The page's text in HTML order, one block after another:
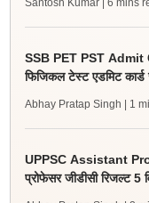
Santosh Kumar | 6 mins
SSB PET PST Admit
फिजिकल टेस्ट एडमिट कार्ड
Abhay Pratap Singh | 1
UPPSC Assistant
प्रोफेसर जीडीसी रिजल्ट 5